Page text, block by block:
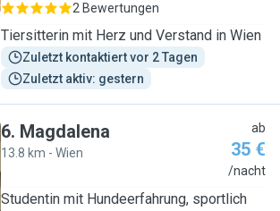
2 Bewertungen
Tiersitterin mit Herz und Verstand in Wien
Zuletzt kontaktiert vor 2 Tagen
Zuletzt aktiv: gestern
6. Magdalena
13.8 km - Wien
ab
35 €
/nacht
Studentin mit Hundeerfahrung, sportlich